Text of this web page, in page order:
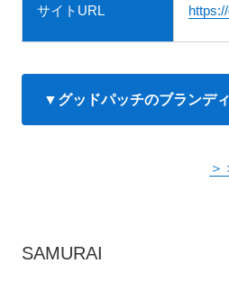
サイトURL
▼グッドパッチのブランデ
SAMURAI